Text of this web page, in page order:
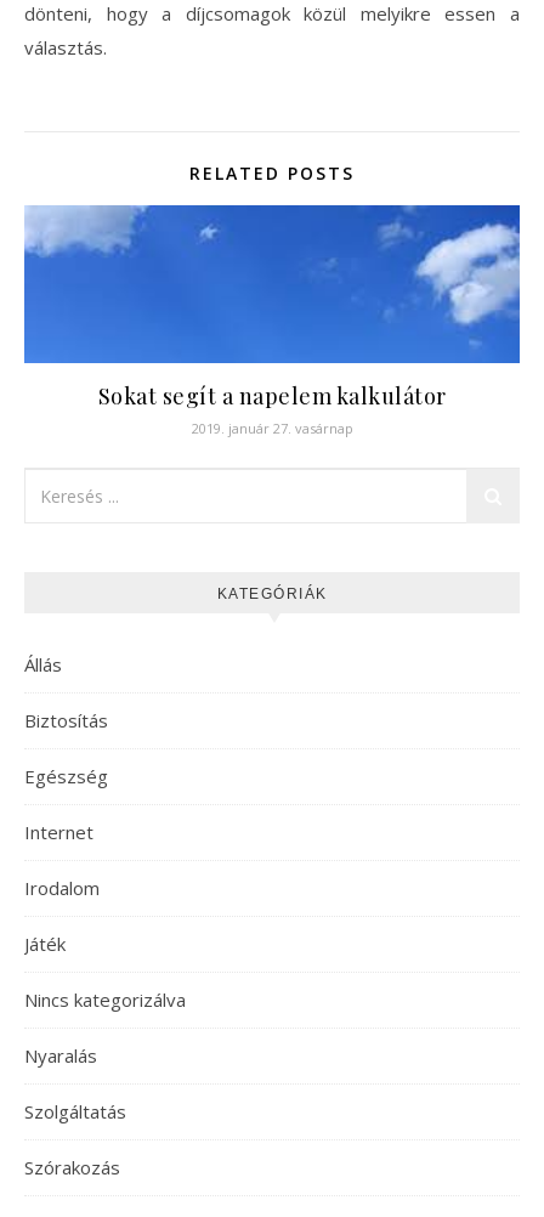
dönteni, hogy a díjcsomagok közül melyikre essen a
választás.
RELATED POSTS
Sokat segít a napelem kalkulátor
2019. január 27. vasárnap
KATEGÓRIÁK
Állás
Biztosítás
Egészség
Internet
Irodalom
Játék
Nincs kategorizálva
Nyaralás
Szolgáltatás
Szórakozás